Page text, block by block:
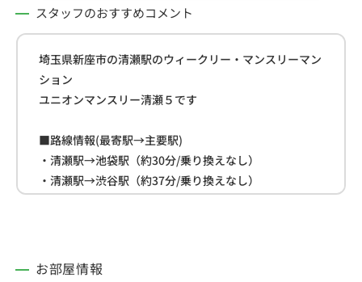
スタッフのおすすめコメント
埼玉県新座市の清瀬駅のウィークリー・マンスリーマン
ション
ユニオンマンスリー清瀬５です
■路線情報(最寄駅→主要駅)
・清瀬駅→池袋駅（約30分/乗り換えなし）
・清瀬駅→渋谷駅（約37分/乗り換えなし）
・清瀬駅→新宿駅（約37分/乗り換え1回）
・セブンイレブン(約650ｍ)
お部屋情報